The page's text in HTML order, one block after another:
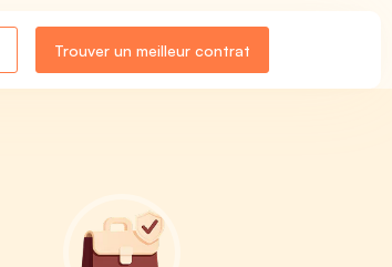
Trouver un meilleur contrat